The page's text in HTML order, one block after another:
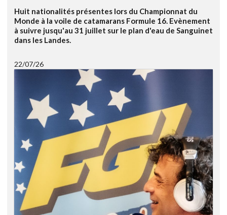
Huit nationalités présentes lors du Championnat du
Monde à la voile de catamarans Formule 16. Evènement
à suivre jusqu'au 31 juillet sur le plan d'eau de Sanguinet
dans les Landes.
22/07/26